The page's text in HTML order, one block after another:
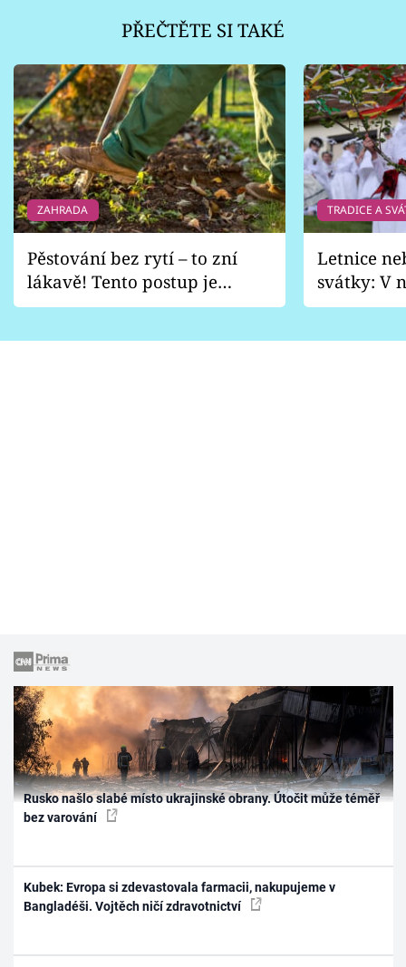
PŘEČTĚTE SI TAKÉ
ZAHRADA
Pěstování bez rytí – to zní
lákavě! Tento postup je
vhodný jen pro některé
TRADICE A
Letnice
svátky: V
pondělí
Rusko našlo slabé místo ukrajinské obrany. Útočit může téměř
bez varování
Kubek: Evropa si zdevastovala farmacii, nakupujeme v
Bangladéši. Vojtěch ničí zdravotnictví